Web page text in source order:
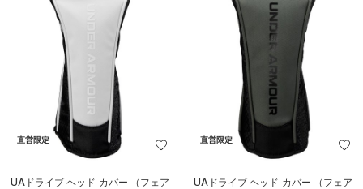
直営限定
UAドライブ ヘッド カバー （フェア
直営限定
UAドライブ ヘッド カバー （フェア